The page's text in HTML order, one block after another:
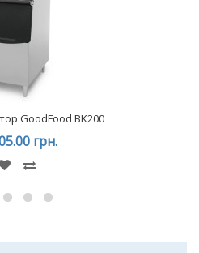
GoodFood BK200
грн.